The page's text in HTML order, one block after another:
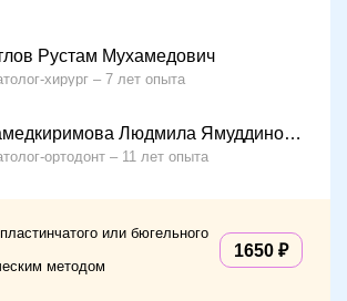
Рустам Мухамедович
хирург 7 лет опыта
Магамедкиримова Людмила Ямуддиновна
ортодонт 11 лет опыта
или бюгельного
методом
1650